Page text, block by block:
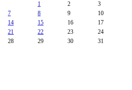
1
2
3
7 8 9
10
14 15 16
17
21 22 23
24
28 29 30 31